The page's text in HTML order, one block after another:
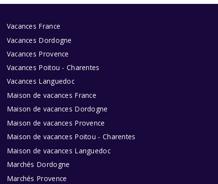
Vacances France
Vacances Dordogne
Vacances Provence
Vacances Poitou - Charentes
Vacances Languedoc
Maison de vacances France
Maison de vacances Dordogne
Maison de vacances Provence
Maison de vacances Poitou - Charentes
Maison de vacances Languedoc
Marchés Dordogne
Marchés Provence